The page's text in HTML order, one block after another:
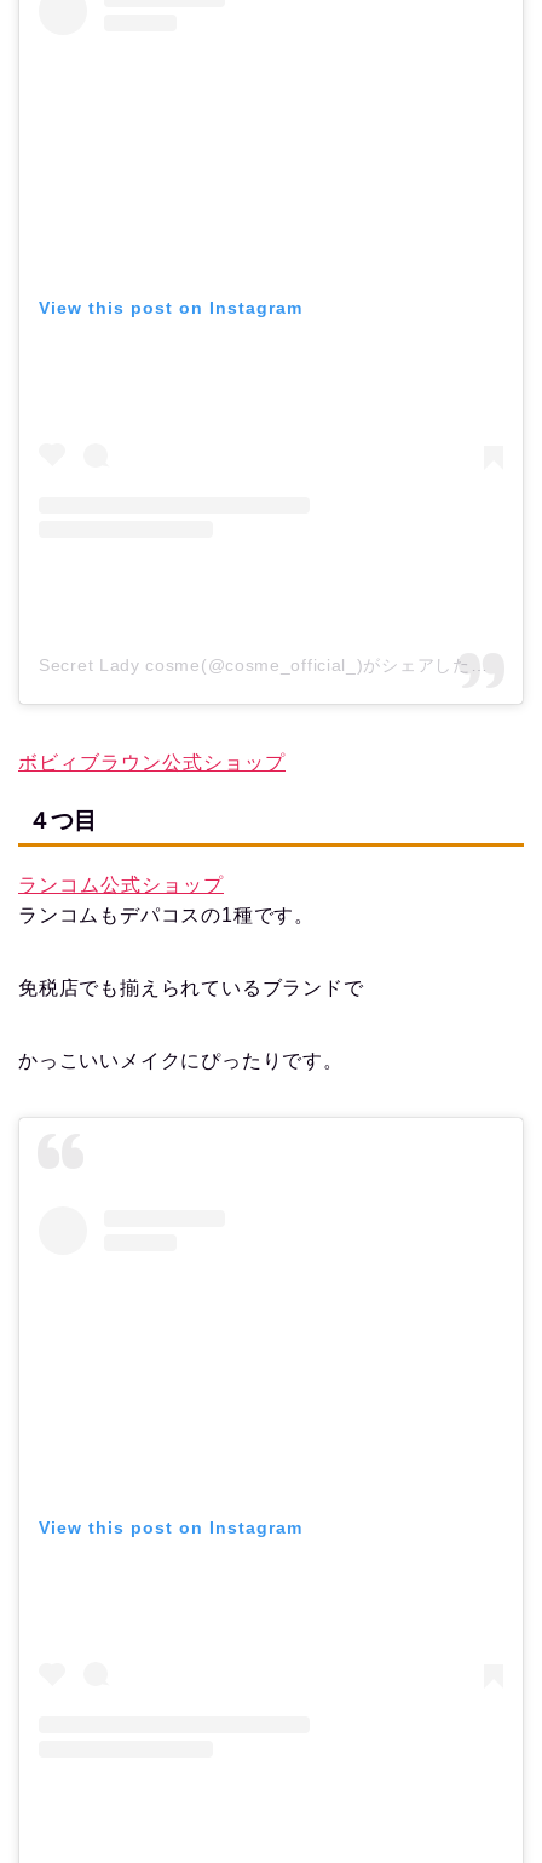
View this post on Instagram
Secret Lady cosme(@cosme_official_)がシェアした投稿
ボビィブラウン公式ショップ
４つ目
ランコム公式ショップ
ランコムもデパコスの1種です。
免税店でも揃えられているブランドで
かっこいいメイクにぴったりです。
View this post on Instagram